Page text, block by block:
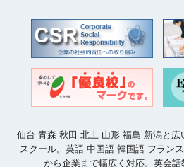
仙台 青森 秋田 北上 山形 福島 新潟と広
スクール。英語 中国語 韓国語 フラン
から企業まで幅広く対応。英会